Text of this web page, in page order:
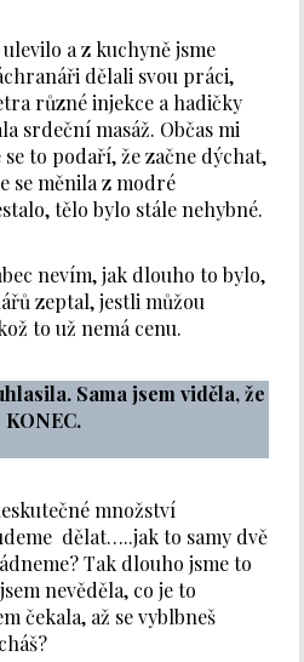
a z kuchyně jsme
dělali svou práci,
různé injekce a hadičky
srdeční masáž. Občas mi
to podaří, že začne dýchat,
se měnila z modré
tělo bylo stále nehybné.
nevím, jak dlouho to bylo,
zeptal, jestli můžou
to už nemá cenu.
Sama jsem viděla, že
KONEC.
množství
dělat…..jak to samy dvě
Tak dlouho jsme to
nevěděla, co je to
čekala, až se vyblbneš